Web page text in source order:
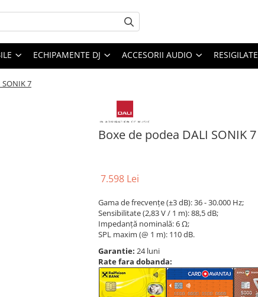
ECHIPAMENTE DJ ACCESORII AUDIO RESIGILATE
7
Boxe de podea DALI SONIK 7
7.598 Lei
Gama de frecvențe (±3 dB): 36 - 30.000 Hz;
Sensibilitate (2,83 V / 1 m): 88,5 dB;
Impedanță nominală: 6 Ω;
SPL maxim (@ 1 m): 110 dB.
Garantie: 24 luni
Rate fara dobanda: